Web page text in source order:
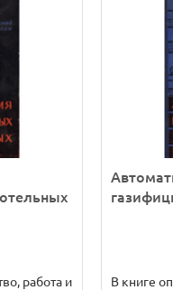
работа и
В книге